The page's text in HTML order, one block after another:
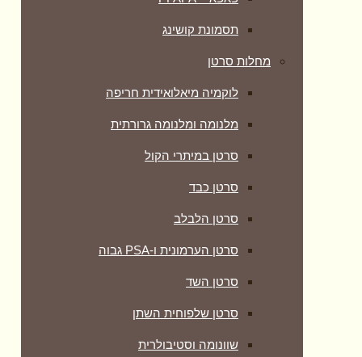
תסמונת קושינג
מחלות סרטן
לוקמיה מיאלואידית חריפה
מלנומה ומלנומה גרורתית
סרטן במיתרי הקול
סרטן כבד
סרטן הלבלב
סרטן הערמונית ו-PSA גבוה
סרטן השד
סרטן שלפוחית השתן
שוונומה וסטיבולרית